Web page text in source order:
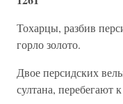
Тохарцы, разбив
горло золото.
Двое персидских
султана, перебегают